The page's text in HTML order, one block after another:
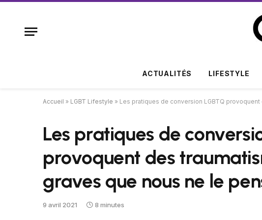
ACTUALITÉS LIFESTYLE
Accueil » LGBT Lifestyle » Les pratiques de conversion LGBTQ
Les pratiques de
provoquent des
graves que nous ne le
9 avril 2021 8 minutes